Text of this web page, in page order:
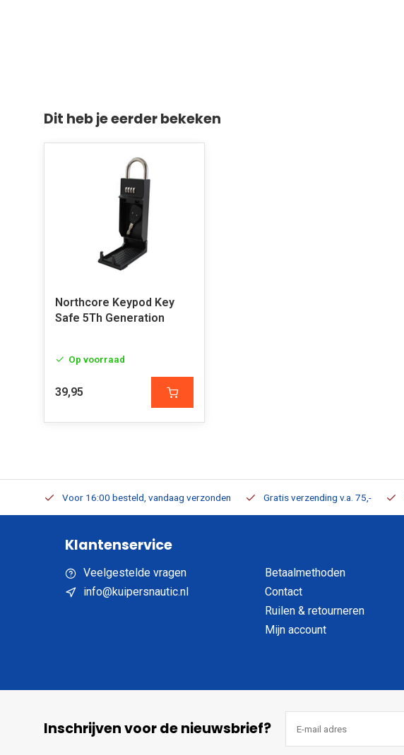
Dit heb je eerder bekeken
Northcore Keypod Key
Safe 5Th Generation
Op voorraad
39,95
Voor 16:00 besteld, vandaag verzonden Gratis verzending v.a. 75,-
Klantenservice
Veelgestelde vragen
info@kuipersnautic.nl
Betaalmethoden
Contact
Ruilen & retourneren
Mijn account
Inschrijven voor de nieuwsbrief?